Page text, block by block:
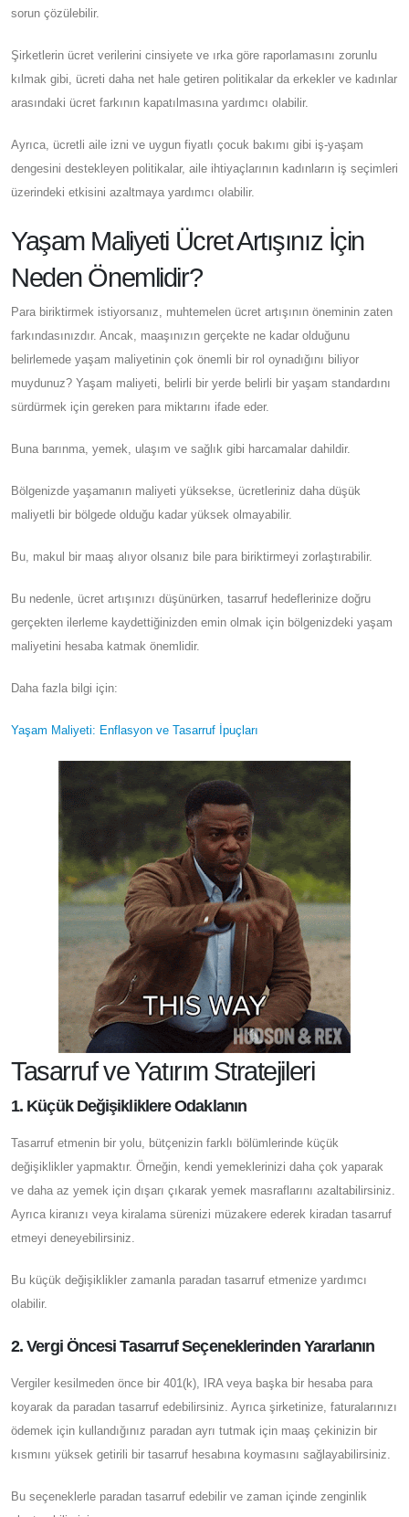
sorun çözülebilir.
Şirketlerin ücret verilerini cinsiyete ve ırka göre raporlamasını zorunlu
kılmak gibi, ücreti daha net hale getiren politikalar da erkekler ve kadınlar
arasındaki ücret farkının kapatılmasına yardımcı olabilir.
Ayrıca, ücretli aile izni ve uygun fiyatlı çocuk bakımı gibi iş-yaşam
dengesini destekleyen politikalar, aile ihtiyaçlarının kadınların iş seçimleri
üzerindeki etkisini azaltmaya yardımcı olabilir.
Yaşam Maliyeti Ücret Artışınız İçin
Neden Önemlidir?
Para biriktirmek istiyorsanız, muhtemelen ücret artışının öneminin zaten
farkındasınızdır. Ancak, maaşınızın gerçekte ne kadar olduğunu
belirlemede yaşam maliyetinin çok önemli bir rol oynadığını biliyor
muydunuz? Yaşam maliyeti, belirli bir yerde belirli bir yaşam standardını
sürdürmek için gereken para miktarını ifade eder.
Buna barınma, yemek, ulaşım ve sağlık gibi harcamalar dahildir.
Bölgenizde yaşamanın maliyeti yüksekse, ücretleriniz daha düşük
maliyetli bir bölgede olduğu kadar yüksek olmayabilir.
Bu, makul bir maaş alıyor olsanız bile para biriktirmeyi zorlaştırabilir.
Bu nedenle, ücret artışınızı düşünürken, tasarruf hedeflerinize doğru
gerçekten ilerleme kaydettiğinizden emin olmak için bölgenizdeki yaşam
maliyetini hesaba katmak önemlidir.
Daha fazla bilgi için:
Yaşam Maliyeti: Enflasyon ve Tasarruf İpuçları
Tasarruf ve Yatırım Stratejileri
1. Küçük Değişikliklere Odaklanın
Tasarruf etmenin bir yolu, bütçenizin farklı bölümlerinde küçük
değişiklikler yapmaktır. Örneğin, kendi yemeklerinizi daha çok yaparak
ve daha az yemek için dışarı çıkarak yemek masraflarını azaltabilirsiniz.
Ayrıca kiranızı veya kiralama sürenizi müzakere ederek kiradan tasarruf
etmeyi deneyebilirsiniz.
Bu küçük değişiklikler zamanla paradan tasarruf etmenize yardımcı
olabilir.
2. Vergi Öncesi Tasarruf Seçeneklerinden Yararlanın
Vergiler kesilmeden önce bir 401(k), IRA veya başka bir hesaba para
koyarak da paradan tasarruf edebilirsiniz. Ayrıca şirketinize, faturalarınızı
ödemek için kullandığınız paradan ayrı tutmak için maaş çekinizin bir
kısmını yüksek getirili bir tasarruf hesabına koymasını sağlayabilirsiniz.
Bu seçeneklerle paradan tasarruf edebilir ve zaman içinde zenginlik